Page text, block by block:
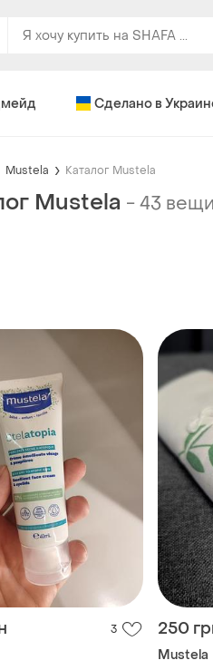
Сделано в
Mustela Каталог Mustela
Mustela -43 вещи
3 250
Mustela